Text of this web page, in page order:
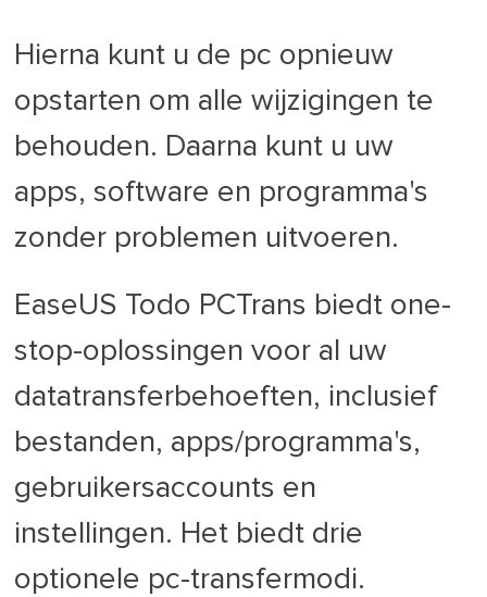
Hierna kunt u de pc opnieuw
opstarten om alle wijzigingen te
behouden. Daarna kunt u uw
apps, software en programma's
zonder problemen uitvoeren.
EaseUS Todo PCTrans biedt one-
stop-oplossingen voor al uw
datatransferbehoeften, inclusief
bestanden, apps/programma's,
gebruikersaccounts en
instellingen. Het biedt drie
optionele pc-transfermodi.